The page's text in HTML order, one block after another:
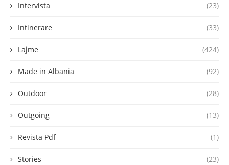
Intervista (23)
Intinerare (33)
Lajme (424)
Made in Albania (92)
Outdoor (28)
Outgoing (13)
Revista Pdf (1)
Stories (23)